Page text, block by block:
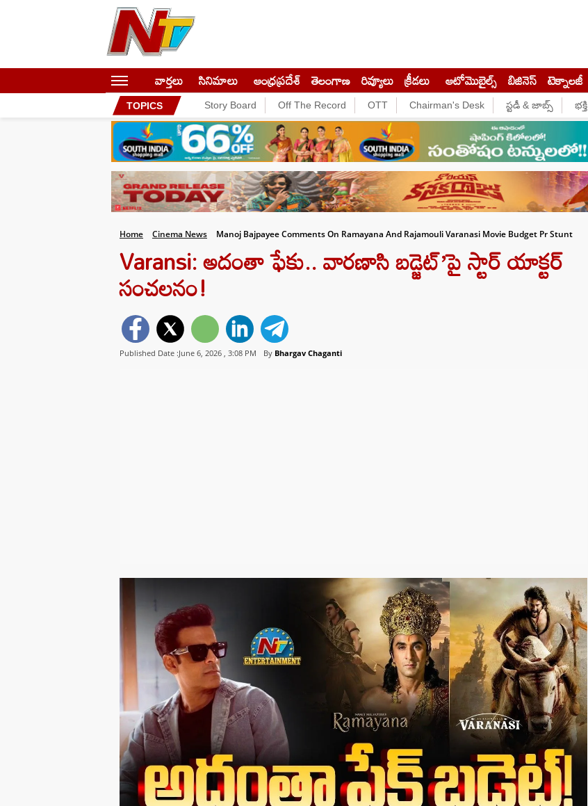
వార్తలు సినిమాలు ఆంధ్రప్రదేశ్ తెలంగాణ రివ్యూలు క్రీడలు ఆటోమొబైల్స్ బిజినెస్‌ టెక్నాలజీ
TOPICS Story Board Off The Record OTT Chairman's Desk స్టడీ & జాబ్స్ భక్తి
Home Cinema News Manoj Bajpayee Comments On Ramayana And Rajamouli Varanasi Movie Budget Pr Stunt
Varansi: అదంతా ఫేకు.. వారణాసి బడ్జెట్’పై స్టార్ యాక్టర్
సంచలనం!
Published Date :June 6, 2026 , 3:08 PM By Bhargav Chaganti